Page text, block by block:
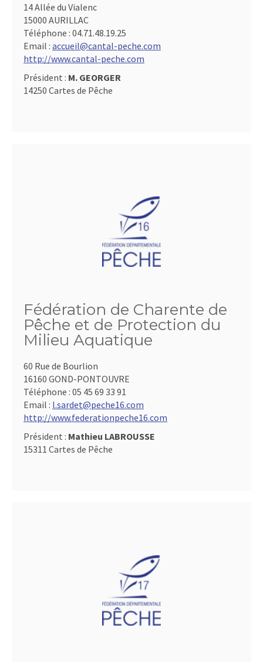
14 Allée du Vialenc
15000 AURILLAC
Téléphone : 04.71.48.19.25
Email : accueil@cantal-peche.com
http://www.cantal-peche.com
Président : M. GEORGER
14250 Cartes de Pêche
Fédération de Charente de
Pêche et de Protection du
Milieu Aquatique
60 Rue de Bourlion
16160 GOND-PONTOUVRE
Téléphone : 05 45 69 33 91
Email : l.sardet@peche16.com
http://www.federationpeche16.com
Président : Mathieu LABROUSSE
15311 Cartes de Pêche